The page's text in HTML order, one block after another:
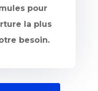
pour
la plus
besoin.